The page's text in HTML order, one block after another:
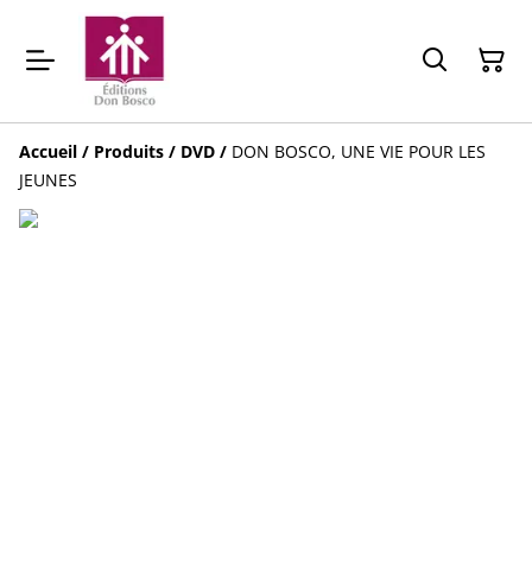
Accueil / Produits / DVD / DON BOSCO, UNE VIE POUR LES
JEUNES